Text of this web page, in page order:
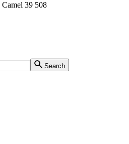
39 508
Search